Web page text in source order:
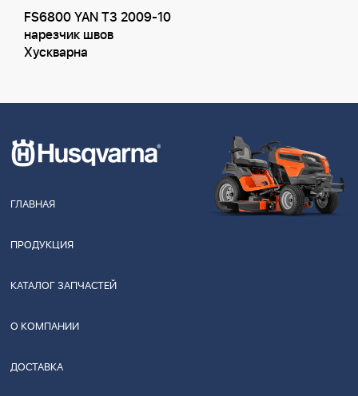
FS6800 YAN T3 2009-10
нарезчик швов
Хускварна
ГЛАВНАЯ
ПРОДУКЦИЯ
КАТАЛОГ ЗАПЧАСТЕЙ
О КОМПАНИИ
ДОСТАВКА